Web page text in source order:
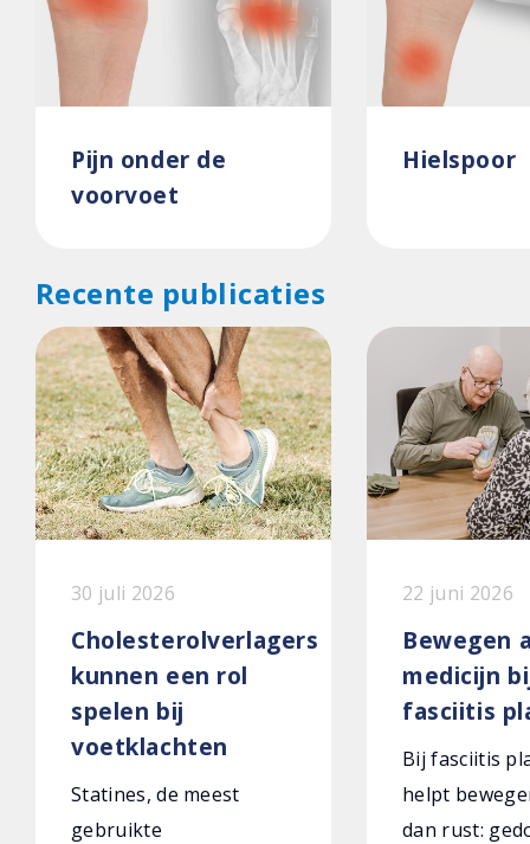
Pijn onder de
voorvoet
Hielspoor
Recente publicaties
30 juli 2026
Cholesterolverlagers
kunnen een rol
spelen bij
voetklachten
Statines, de meest
gebruikte
22 juni 2026
Bewegen
medicijn
fasciitis
Bij fasciitis
helpt
dan rust: